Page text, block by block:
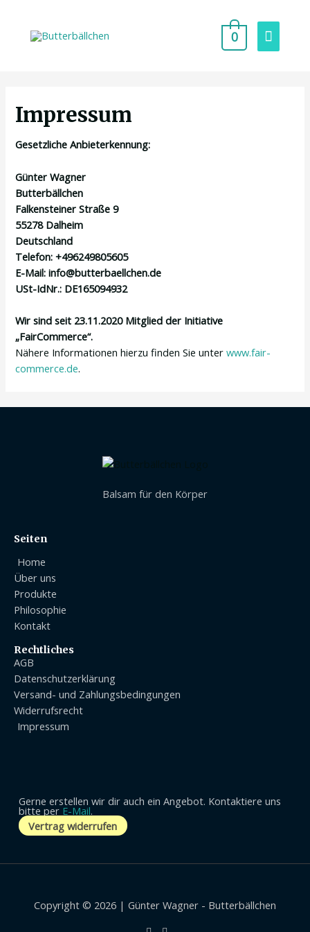
0
Impressum
Gesetzliche Anbieterkennung:
Günter Wagner
Butterbällchen
Falkensteiner Straße 9
55278 Dalheim
Deutschland
Telefon: +496249805605
E-Mail:info@butterbaellchen.de
USt-IdNr.: DE165094932
Wir sind seit 23.11.2020 Mitglied der Initiative
„FairCommerce“.
Nähere Informationen hierzu finden Sie unterwww.fair-
commerce.de.
Balsam für den Körper
Seiten
Home
Über uns
Produkte
Philosophie
Kontakt
Rechtliches
AGB
Datenschutzerklärung
Versand- und Zahlungsbedingungen
Widerrufsrecht
Impressum
Gerne erstellen wir dir auch ein Angebot. Kontaktiere uns
bitte per E-Mail.
Vertrag widerrufen
Copyright © 2026 | Günter Wagner - Butterbällchen